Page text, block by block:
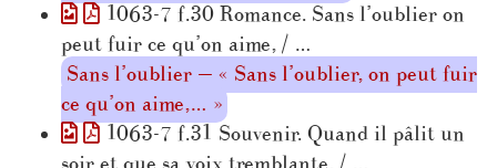
1063-7 f.30 Romance. Sans l’oublier on
peut fuir ce qu’on aime, / …
Sans l’oublier — « Sans l’oublier, on peut fuir
ce qu’on aime,… »
1063-7 f.31 Souvenir. Quand il pâlit un